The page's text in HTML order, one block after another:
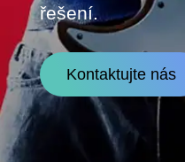
řešení.
Kontaktujte nás